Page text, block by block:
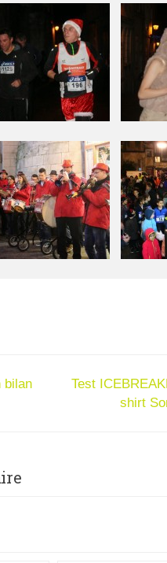
bilan
Test
shirt